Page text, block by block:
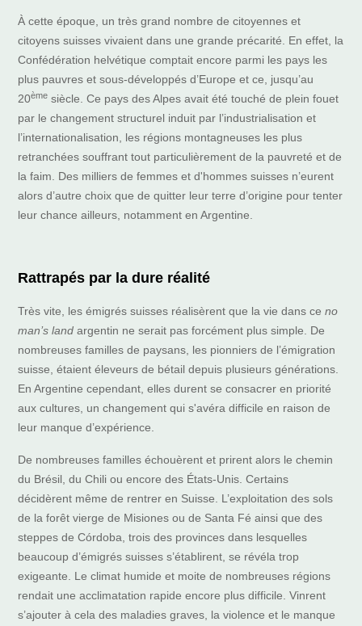
À cette époque, un très grand nombre de citoyennes et
citoyens suisses vivaient dans une grande précarité. En effet, la
Confédération helvétique comptait encore parmi les pays les
plus pauvres et sous-développés d’Europe et ce, jusqu’au
20ème siècle. Ce pays des Alpes avait été touché de plein fouet
par le changement structurel induit par l’industrialisation et
l’internationalisation, les régions montagneuses les plus
retranchées souffrant tout particulièrement de la pauvreté et de
la faim. Des milliers de femmes et d'hommes suisses n’eurent
alors d’autre choix que de quitter leur terre d’origine pour tenter
leur chance ailleurs, notamment en Argentine.
Rattrapés par la dure réalité
Très vite, les émigrés suisses réalisèrent que la vie dans ceno
man’s land argentin ne serait pas forcément plus simple. De
nombreuses familles de paysans, les pionniers de l’émigration
suisse, étaient éleveurs de bétail depuis plusieurs générations.
En Argentine cependant, elles durent se consacrer en priorité
aux cultures, un changement qui s'avéra difficile en raison de
leur manque d’expérience.
De nombreuses familles échouèrent et prirent alors le chemin
du Brésil, du Chili ou encore des États-Unis. Certains
décidèrent même de rentrer en Suisse. L’exploitation des sols
de la forêt vierge de Misiones ou de Santa Fé ainsi que des
steppes de Córdoba, trois des provinces dans lesquelles
beaucoup d’émigrés suisses s’établirent, se révéla trop
exigeante. Le climat humide et moite de nombreuses régions
rendait une acclimatation rapide encore plus difficile. Vinrent
s’ajouter à cela des maladies graves, la violence et le manque